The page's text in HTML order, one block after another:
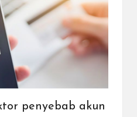
penyebab akun